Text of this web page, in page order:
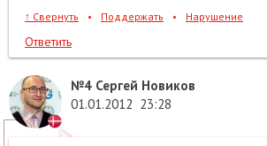
↑ Свернуть • Поддержать • Нарушение
Ответить
№4 Сергей Новиков
01.01.2012 23:28